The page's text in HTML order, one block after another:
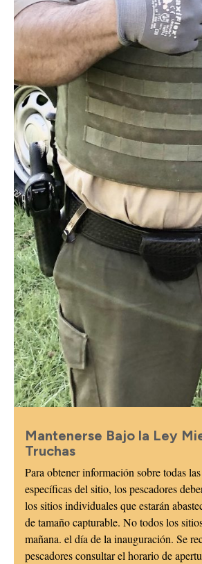
Mantenerse Bajo la Ley
Truchas
Para obtener información sobre todas
específicas del sitio, los pescadores
los sitios individuales que estarán
de tamaño capturable. No todos los
mañana. el día de la inauguración. Se
pescadores consultar el horario de